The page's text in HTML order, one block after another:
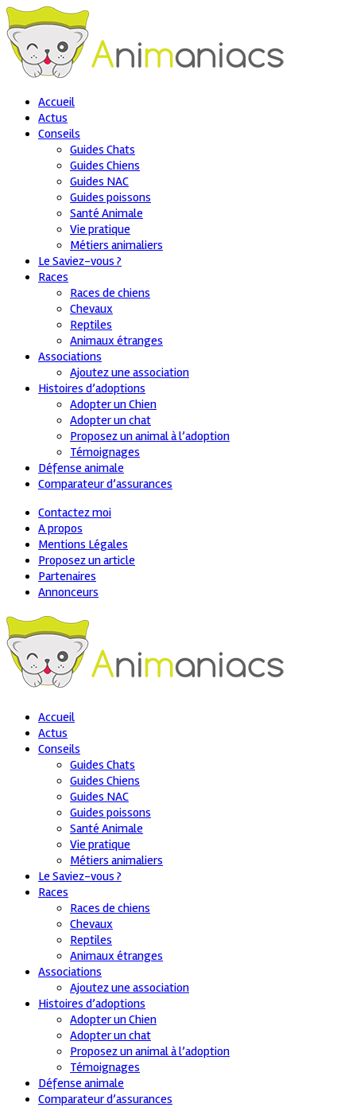
Accueil
Actus
Conseils
Guides Chats
Guides Chiens
Guides NAC
Guides poissons
Santé Animale
Vie pratique
Métiers animaliers
Le Saviez-vous ?
Races
Races de chiens
Chevaux
Reptiles
Animaux étranges
Associations
Ajoutez une association
Histoires d’adoptions
Adopter un Chien
Adopter un chat
Proposez un animal à l’adoption
Témoignages
Défense animale
Comparateur d’assurances
Contactez moi
A propos
Mentions Légales
Proposez un article
Partenaires
Annonceurs
Accueil
Actus
Conseils
Guides Chats
Guides Chiens
Guides NAC
Guides poissons
Santé Animale
Vie pratique
Métiers animaliers
Le Saviez-vous ?
Races
Races de chiens
Chevaux
Reptiles
Animaux étranges
Associations
Ajoutez une association
Histoires d’adoptions
Adopter un Chien
Adopter un chat
Proposez un animal à l’adoption
Témoignages
Défense animale
Comparateur d’assurances